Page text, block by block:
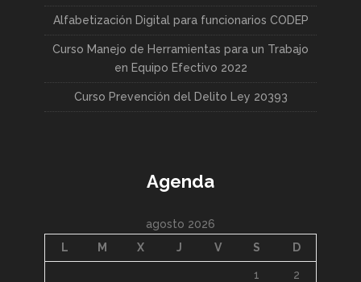
Alfabetización Digital para funcionarios CODEP
Curso Manejo de Herramientas para un Trabajo
en Equipo Efectivo 2022
Curso Prevención del Delito Ley 20393
Agenda
agosto 2026
L
M X J V S D
1 2